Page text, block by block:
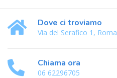
Dove ci troviamo
Via del Serafico 1, Roma
Chiama ora
06 62296705